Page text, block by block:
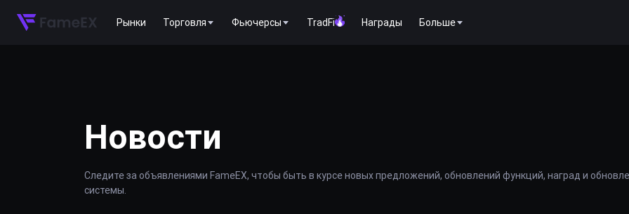
Рынки Торговля Фьючерсы TradFi Награды Больше
Новости
Следите за объявлениями FameEX, чтобы быть в курсе новых предложений, обновлений функций, наград и
системы.